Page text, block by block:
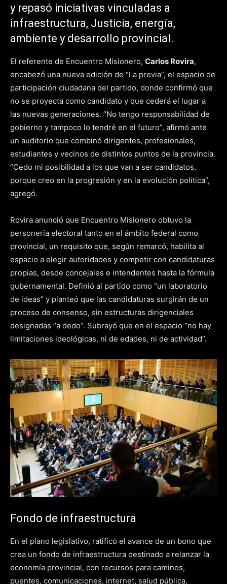
y repasó iniciativas vinculadas a
infraestructura, Justicia, energía,
ambiente y desarrollo provincial.
El referente de Encuentro Misionero, Carlos Rovira,
encabezó una nueva edición de “La previa”, el espacio de
participación ciudadana del partido, donde confirmó que
no se proyecta como candidato y que cederá el lugar a
las nuevas generaciones. “No tengo responsabilidad de
gobierno y tampoco lo tendré en el futuro”, afirmó ante
un auditorio que combinó dirigentes, profesionales,
estudiantes y vecinos de distintos puntos de la provincia.
“Cedo mi posibilidad a los que van a ser candidatos,
porque creo en la progresión y en la evolución política”,
agregó.
Rovira anunció que Encuentro Misionero obtuvo la
personería electoral tanto en el ámbito federal como
provincial, un requisito que, según remarcó, habilita al
espacio a elegir autoridades y competir con candidaturas
propias, desde concejales e intendentes hasta la fórmula
gubernamental. Definió al partido como “un laboratorio
de ideas” y planteó que las candidaturas surgirán de un
proceso de consenso, sin estructuras dirigenciales
designadas “a dedo”. Subrayó que en el espacio “no hay
limitaciones ideológicas, ni de edades, ni de actividad”.
Fondo de infraestructura
En el plano legislativo, ratificó el avance de un bono que
crea un fondo de infraestructura destinado a relanzar la
economía provincial, con recursos para caminos,
puentes, comunicaciones, internet, salud pública,